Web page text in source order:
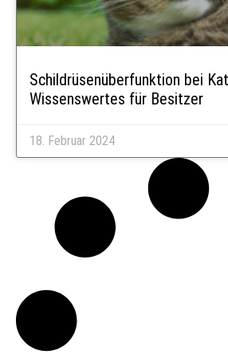
Schildrüsenüberfunktion bei
Wissenswertes für Besitzer
18. Februar 2024